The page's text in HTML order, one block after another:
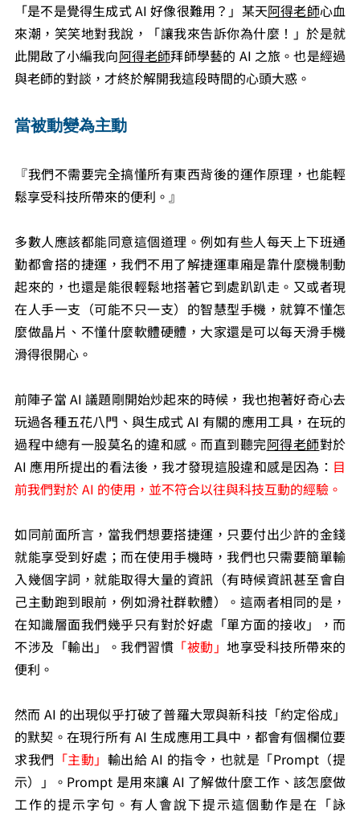
「是不是覺得生成式 AI 好像很難用？」某天阿得老師心血
來潮，笑笑地對我說，「讓我來告訴你為什麼！」於是就
此開啟了小編我向阿得老師拜師學藝的 AI 之旅。也是經過
與老師的對談，才終於解開我這段時間的心頭大惑。
當被動變為主動
『我們不需要完全搞懂所有東西背後的運作原理，也能輕
鬆享受科技所帶來的便利。』
多數人應該都能同意這個道理。例如有些人每天上下班通
勤都會搭的捷運，我們不用了解捷運車廂是靠什麼機制動
起來的，也還是能很輕鬆地搭著它到處趴趴走。又或者現
在人手一支（可能不只一支）的智慧型手機，就算不懂怎
麼做晶片、不懂什麼軟體硬體，大家還是可以每天滑手機
滑得很開心。
前陣子當 AI 議題剛開始炒起來的時候，我也抱著好奇心去
玩過各種五花八門、與生成式 AI 有關的應用工具，在玩的
過程中總有一股莫名的違和感。而直到聽完阿得老師對於
AI 應用所提出的看法後，我才發現這股違和感是因為： 目
前我們對於 AI 的使用，並不符合以往與科技互動的經驗。
如同前面所言，當我們想要搭捷運，只要付出少許的金錢
就能享受到好處；而在使用手機時，我們也只需要簡單輸
入幾個字詞，就能取得大量的資訊（有時候資訊甚至會自
己主動跑到眼前，例如滑社群軟體）。這兩者相同的是，
在知識層面我們幾乎只有對於好處「單方面的接收」，而
不涉及「輸出」。我們習慣 「被動」 地享受科技所帶來的
便利。
然而 AI 的出現似乎打破了普羅大眾與新科技「約定俗成」
的默契。在現行所有 AI 生成應用工具中，都會有個欄位要
求我們 「主動」 輸出給 AI 的指令，也就是「Prompt（提
示）」。Prompt 是用來讓 AI 了解做什麼工作、該怎麼做
工作的提示字句。有人會說下提示這個動作是在「詠